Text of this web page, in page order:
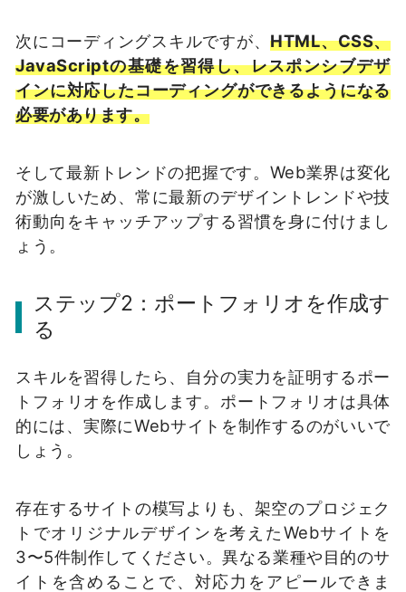
次にコーディングスキルですが、HTML、CSS、
JavaScriptの基礎を習得し、レスポンシブデザ
インに対応したコーディングができるようになる
必要があります。
そして最新トレンドの把握です。Web業界は変化
が激しいため、常に最新のデザイントレンドや技
術動向をキャッチアップする習慣を身に付けまし
ょう。
ステップ2：ポートフォリオを作成す
る
スキルを習得したら、自分の実力を証明するポー
トフォリオを作成します。ポートフォリオは具体
的には、実際にWebサイトを制作するのがいいで
しょう。
存在するサイトの模写よりも、架空のプロジェク
トでオリジナルデザインを考えたWebサイトを
3〜5件制作してください。異なる業種や目的のサ
イトを含めることで、対応力をアピールできま